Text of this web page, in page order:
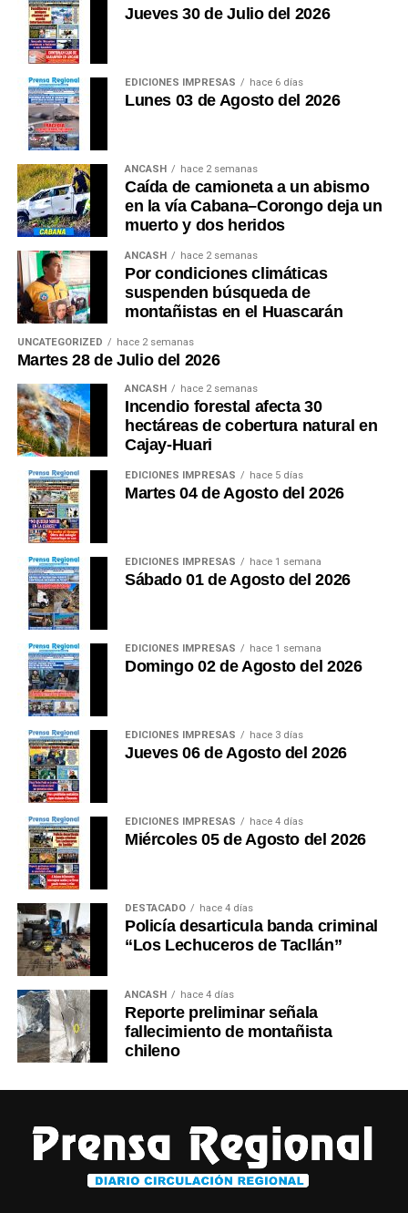
Jueves 30 de Julio del 2026
EDICIONES IMPRESAS hace 6 días
Lunes 03 de Agosto del 2026
ANCASH hace 2 semanas
Caída de camioneta a un abismo
en la vía Cabana–Corongo deja un
muerto y dos heridos
ANCASH hace 2 semanas
Por condiciones climáticas
suspenden búsqueda de
montañistas en el Huascarán
UNCATEGORIZED hace 2 semanas
Martes 28 de Julio del 2026
ANCASH hace 2 semanas
Incendio forestal afecta 30
hectáreas de cobertura natural en
Cajay-Huari
EDICIONES IMPRESAS hace 5 días
Martes 04 de Agosto del 2026
EDICIONES IMPRESAS hace 1 semana
Sábado 01 de Agosto del 2026
EDICIONES IMPRESAS hace 1 semana
Domingo 02 de Agosto del 2026
EDICIONES IMPRESAS hace 3 días
Jueves 06 de Agosto del 2026
EDICIONES IMPRESAS hace 4 días
Miércoles 05 de Agosto del 2026
DESTACADO hace 4 días
Policía desarticula banda criminal
“Los Lechuceros de Tacllán”
ANCASH hace 4 días
Reporte preliminar señala
fallecimiento de montañista
chileno